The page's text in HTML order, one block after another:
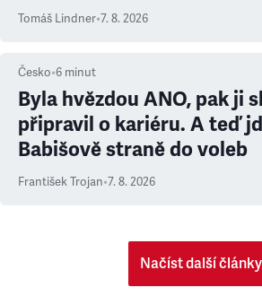
prioritu
Tomáš Lindner•7. 8. 2026
Česko•6 minut
Byla hvězdou ANO, pak ji
připravil o kariéru. A teď
Babišově straně do voleb
František Trojan•7. 8. 2026
Načíst další články